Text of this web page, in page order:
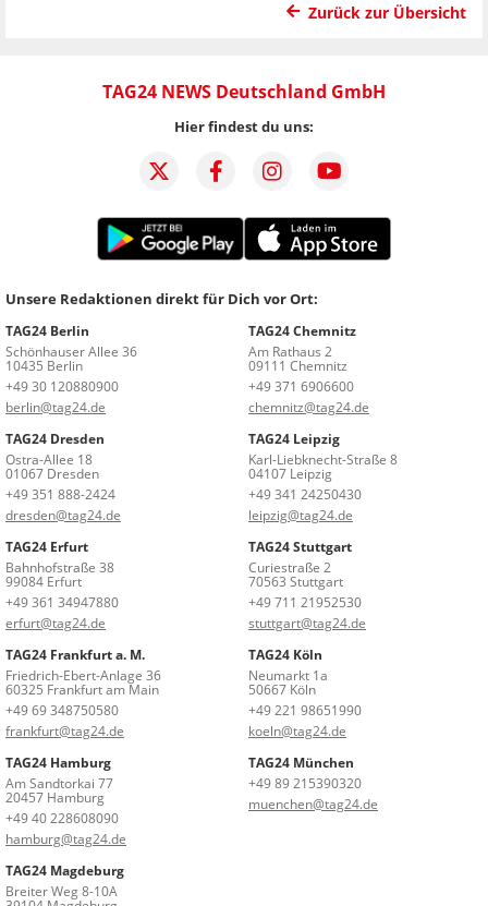
Zurück zur Übersicht
TAG24 NEWS Deutschland GmbH
Hier findest du uns:
Unsere Redaktionen direkt für Dich vor Ort:
TAG24 Berlin
Schönhauser Allee 36
10435 Berlin
+49 30 120880900
berlin@tag24.de
TAG24 Chemnitz
Am Rathaus 2
09111 Chemnitz
+49 371 6906600
chemnitz@tag24.de
TAG24 Dresden
Ostra-Allee 18
01067 Dresden
+49 351 888-2424
dresden@tag24.de
TAG24 Leipzig
Karl-Liebknecht-Straße 8
04107 Leipzig
+49 341 24250430
leipzig@tag24.de
TAG24 Erfurt
Bahnhofstraße 38
99084 Erfurt
+49 361 34947880
erfurt@tag24.de
TAG24 Stuttgart
Curiestraße 2
70563 Stuttgart
+49 711 21952530
stuttgart@tag24.de
TAG24 Frankfurt a. M.
Friedrich-Ebert-Anlage 36
60325 Frankfurt am Main
+49 69 348750580
frankfurt@tag24.de
TAG24 Köln
Neumarkt 1a
50667 Köln
+49 221 98651990
koeln@tag24.de
TAG24 Hamburg
Am Sandtorkai 77
20457 Hamburg
+49 40 228608090
hamburg@tag24.de
TAG24 München
+49 89 215390320
muenchen@tag24.de
TAG24 Magdeburg
Breiter Weg 8-10A